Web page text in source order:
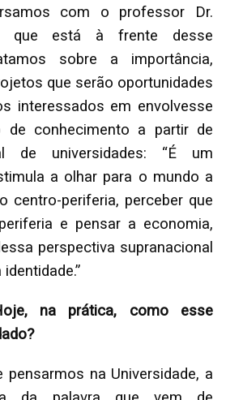
com o professor Dr.
que está à frente desse
sobre a importância,
que serão oportunidades
interessados em envolvesse
de conhecimento a partir de
de universidades: “É um
a olhar para o mundo a
centro-periferia, perceber que
e pensar a economia,
perspectiva supranacional
na prática, como esse
pensarmos na Universidade, a